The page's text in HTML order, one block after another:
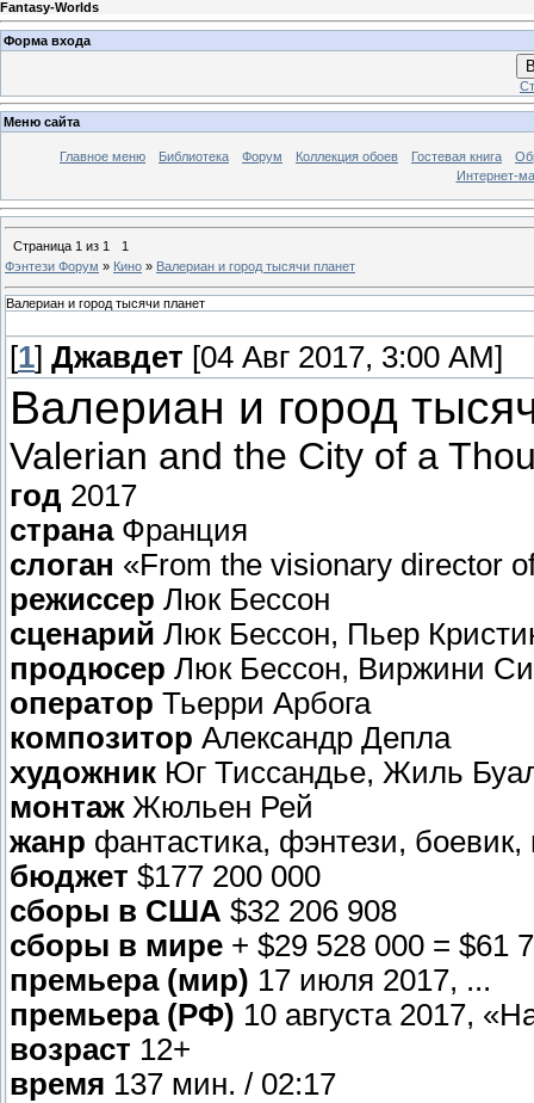
Fantasy-Worlds
Форма входа
Меню сайта
Главное меню Библиотека Форум Коллекция обоев Гостевая книга
Интернет-
Страница 1 из 1
1
Фэнтези Форум » Кино » Валериан и город тысячи планет
Валериан и город тысячи планет
[1] Джавдет [04 Авг 2017, 3:00 AM]
Валериан и город
Valerian and the City of a
год 2017
странаФранция
слоган «From the visionary director
режиссер Люк Бессон
сценарий Люк Бессон, Пьер
продюсер Люк Бессон, Виржини
оператор Тьерри Арбога
композитор Александр Депла
художник Юг Тиссандье, Жиль
монтажЖюльен Рей
жанр фантастика, фэнтези,
бюджет $177 200 000
сборы в США $32 206 908
сборы в мире + $29 528 000 = $61
премьера (мир) 17 июля 2017, ...
премьера (РФ) 10 августа 2017,
возраст 12+
время 137 мин. / 02:17